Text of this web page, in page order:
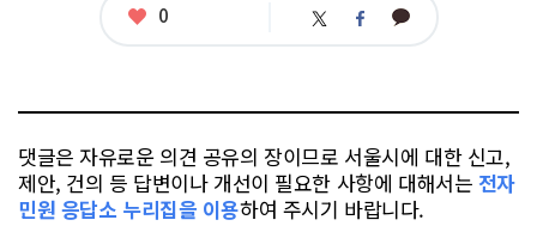
좋
0 트 페 카
댓글은 자유로운 의견 공유의 장이므로 서울시에 대한 신고,
제안, 건의 등 답변이나 개선이 필요한 사항에 대해서는 전자
민원 응답소 누리집을 이용하여 주시기 바랍니다.